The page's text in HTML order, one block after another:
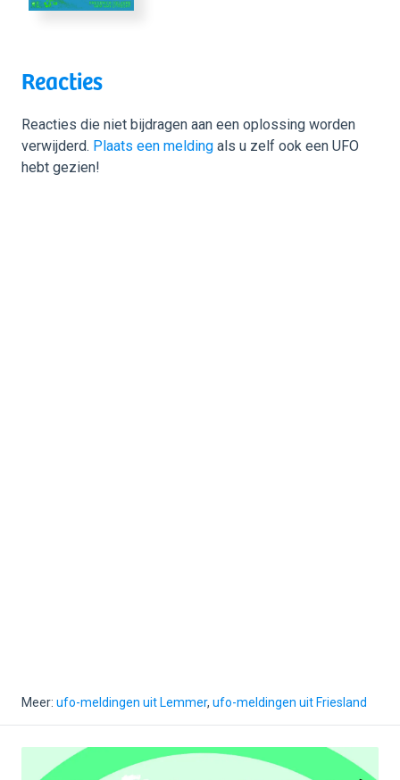
Reacties
Reacties die niet bijdragen aan een oplossing worden
verwijderd. Plaats een melding als u zelf ook een UFO
hebt gezien!
Meer: ufo-meldingen uit Lemmer, ufo-meldingen uit Friesland